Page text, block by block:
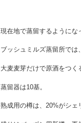
現在地で蒸留するようにな
ブッシュミルズ蒸留所では、
大麦麦芽だけで原酒をつく
蒸留器は10基。
熟成用の樽は、20%がシェ